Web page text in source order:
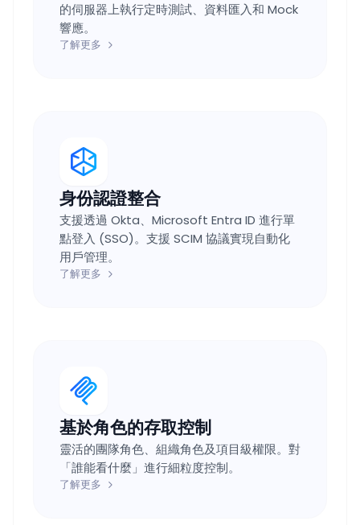
的伺服器上執行定時測試、資料匯入和 Mock
響應。
了解更多
身份認證整合
支援透過 Okta、Microsoft Entra ID 進行單
點登入 (SSO)。支援 SCIM 協議實現自動化
用戶管理。
了解更多
基於角色的存取控制
靈活的團隊角色、組織角色及項目級權限。對
「誰能看什麼」進行細粒度控制。
了解更多